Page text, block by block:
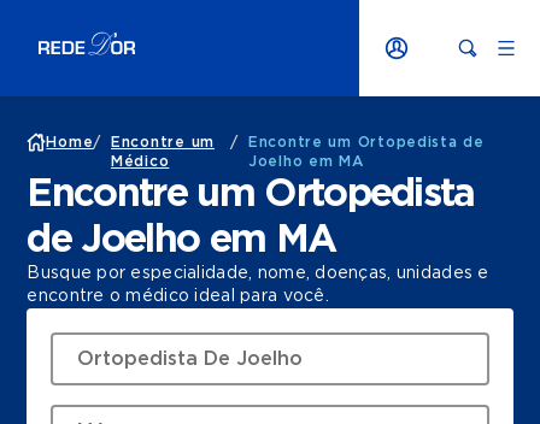
Home/
Encontre um
Médico
/
Encontre um Ortopedista de
Joelho em MA
Encontre um Ortopedista
de Joelho em MA
Busque por especialidade, nome, doenças, unidades e
encontre o médico ideal para você.